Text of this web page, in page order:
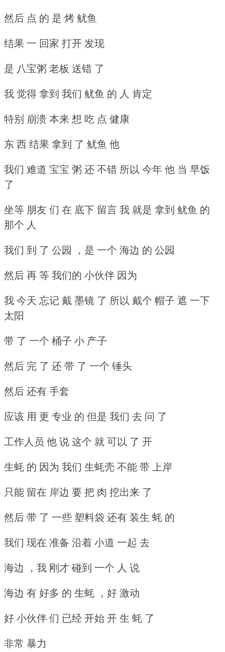
然后 点 的 是 烤 鱿鱼
结果 一 回家 打开 发现
是 八宝粥 老板 送错 了
我 觉得 拿到 我们 鱿鱼 的 人 肯定
特别 崩溃 本来 想 吃 点 健康
东 西 结果 拿到 了 鱿鱼 他
我们 难道 宝宝 粥 还 不错 所以 今年 他 当 早饭
了
坐等 朋友 们 在 底下 留言 我 就是 拿到 鱿鱼 的
那个 人
我们 到 了 公园 ，是 一个 海边 的 公园
然后 再 等 我们的 小伙伴 因为
我 今天 忘记 戴 墨镜 了 所以 戴个 帽子 遮 一下
太阳
带 了 一个 桶子 小 产子
然后 完 了 还 带 了 一个 锤头
然后 还有 手套
应该 用 更 专业 的 但是 我们 去 问 了
工作人员 他 说 这个 就 可以 了 开
生蚝 的 因为 我们 生蚝壳 不能 带 上岸
只能 留在 岸边 要 把 肉 挖出来 了
然后 带 了 一些 塑料袋 还有 装生 蚝 的
我们 现在 准备 沿着 小道 一起 去
海边 ，我 刚才 碰到 一个 人 说
海边 有 好多 的 生蚝 ，好 激动
好 小伙伴 们 已经 开始 开 生 蚝 了
非常 暴力